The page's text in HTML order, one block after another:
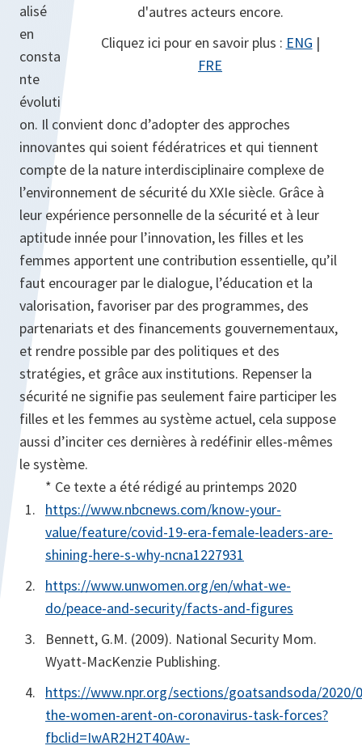
d'autres acteurs encore.
Cliquez ici pour en savoir plus : ENG |
FRE
alisé
en
consta
nte
évoluti
on. Il convient donc d’adopter des approches
innovantes qui soient fédératrices et qui tiennent
compte de la nature interdisciplinaire complexe de
l’environnement de sécurité du XXIe siècle. Grâce à
leur expérience personnelle de la sécurité et à leur
aptitude innée pour l’innovation, les filles et les
femmes apportent une contribution essentielle, qu’il
faut encourager par le dialogue, l’éducation et la
valorisation, favoriser par des programmes, des
partenariats et des financements gouvernementaux,
et rendre possible par des politiques et des
stratégies, et grâce aux institutions. Repenser la
sécurité ne signifie pas seulement faire participer les
filles et les femmes au système actuel, cela suppose
aussi d’inciter ces dernières à redéfinir elles-mêmes
le système.
* Ce texte a été rédigé au printemps 2020
https://www.nbcnews.com/know-your-
value/feature/covid-19-era-female-leaders-are-
shining-here-s-why-ncna1227931
https://www.unwomen.org/en/what-we-
do/peace-and-security/facts-and-figures
Bennett, G.M. (2009). National Security Mom.
Wyatt-MacKenzie Publishing.
https://www.npr.org/sections/goatsandsoda/2020/
the-women-arent-on-coronavirus-task-forces?
fbclid=IwAR2H2T40Aw-